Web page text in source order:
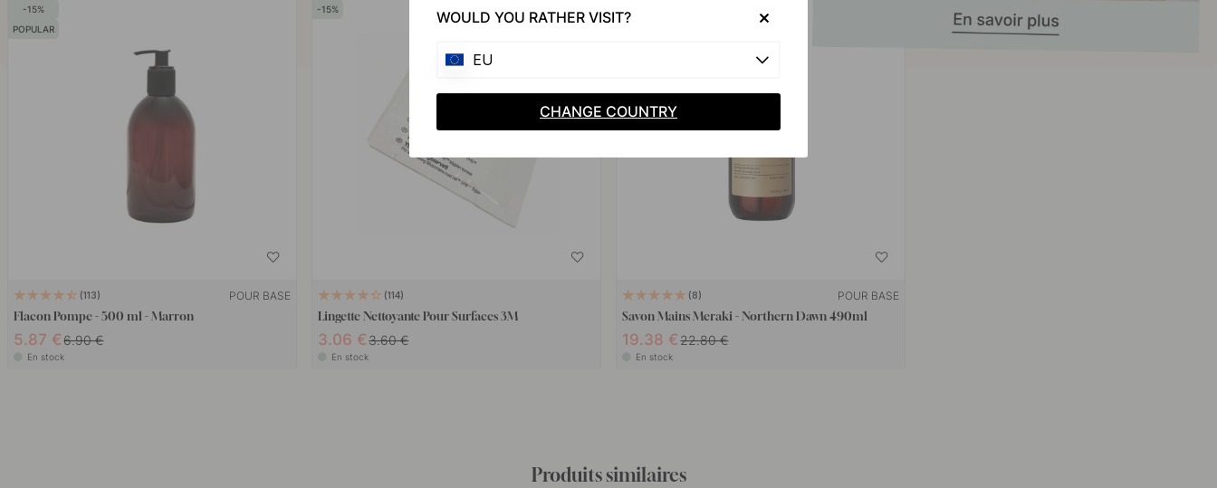
15
POPULAR
113 POUR BASE
Flacon Pompe - 500 ml - Marron
5.87 € 6.90 €
En stock
15
114
Lingette Nettoyante Pour Surfaces 3M
3.06 € 3.60 €
En stock
8 POUR BASE
Savon Mains Meraki - Northern Dawn 490ml
19.38 € 22.80 €
En stock
Produits similaires
WOULD YOU RATHER VISIT?
EU
CHANGE COUNTRY